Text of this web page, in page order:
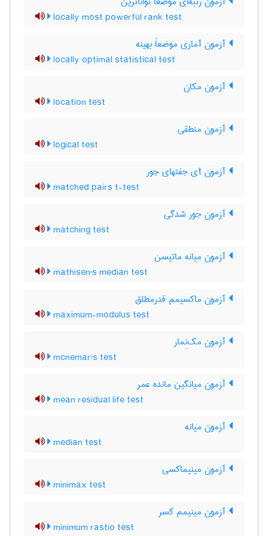
locally most powerful rank test
آزمون آماری موضعاً بهینه
locally optimal statistical test
آزمون مکان
location test
آزمون منطقی
logical test
آزمون tی جفتهای جور
matched pairs t-test
آزمون جور شدگی
matching test
آزمون میانه ماتیسن
mathisen's median test
آزمون ماکسیمم قدرمطلق
maximum-modulus test
آزمون مک‌نِمار
mcnemar's test
آزمون میانگین مانده عمر
mean residual life test
آزمون میانه
median test
آزمون مینیماکسی
minimax test
آزمون مینیمم کسر
minimum rastio test